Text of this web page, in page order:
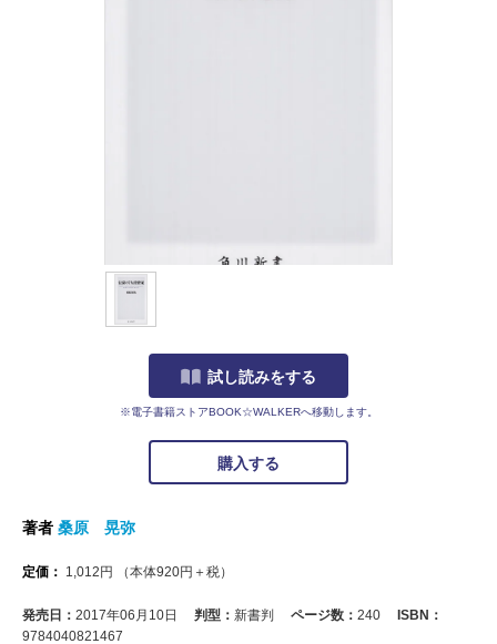
試し読みをする
※電子書籍ストアBOOK☆WALKERへ移動します。
購入する
著者 桑原 晃弥
定価： 1,012 円 （本体920円＋税）
発売日： 2017年06月10日 判型： 新書判 ページ数： 240
ISBN：
9784040821467